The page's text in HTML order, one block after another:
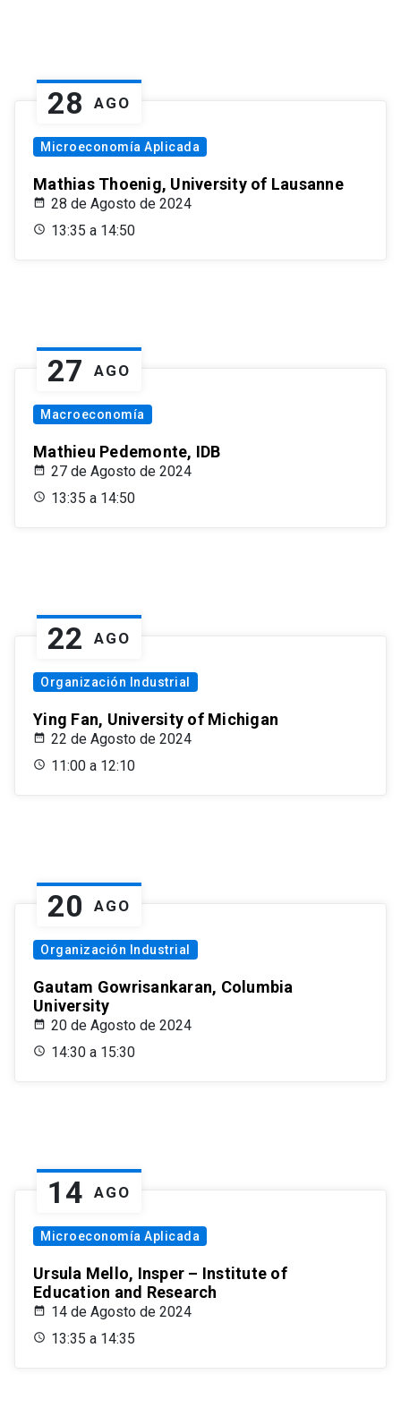
28 AGO
Microeconomía Aplicada
Mathias Thoenig, University of Lausanne
28 de Agosto de 2024
13:35 a 14:50
27 AGO
Macroeconomía
Mathieu Pedemonte, IDB
27 de Agosto de 2024
13:35 a 14:50
22 AGO
Organización Industrial
Ying Fan, University of Michigan
22 de Agosto de 2024
11:00 a 12:10
20 AGO
Organización Industrial
Gautam Gowrisankaran, Columbia
University
20 de Agosto de 2024
14:30 a 15:30
14 AGO
Microeconomía Aplicada
Ursula Mello, Insper – Institute of
Education and Research
14 de Agosto de 2024
13:35 a 14:35